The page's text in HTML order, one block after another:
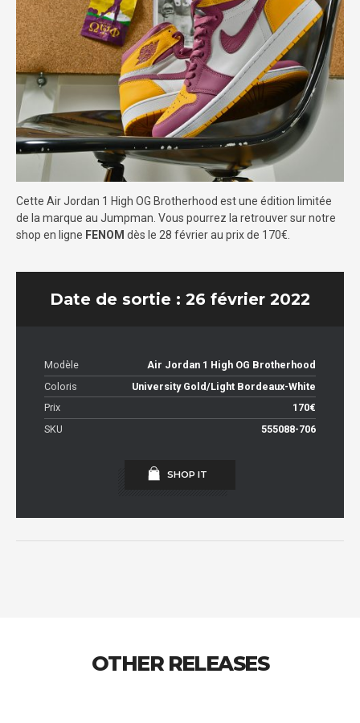
Cette Air Jordan 1 High OG Brotherhood est une édition limitée
de la marque au Jumpman. Vous pourrez la retrouver sur notre
shop en ligne FENOM dès le 28 février au prix de 170€.
Date de sortie : 26 février 2022
Modèle
Air Jordan 1 High OG Brotherhood
Coloris
University Gold/Light Bordeaux-White
Prix
170€
SKU
555088-706
SHOP IT
OTHER RELEASES